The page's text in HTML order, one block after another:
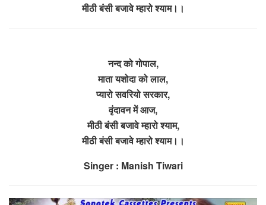
मीठी बंसी बजावे म्हारो श्याम।।
नन्द को गोपाल,
माता यशोदा को लाल,
प्यारो सवरियो सरकार,
वृंदावन में आज,
मीठी बंसी बजावे म्हारो श्याम,
मीठी बंसी बजावे म्हारो श्याम।।
Singer : Manish Tiwari